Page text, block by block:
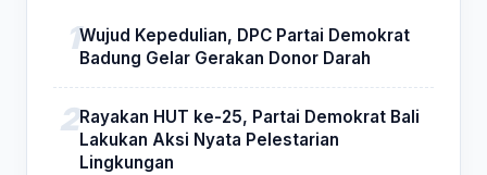
Wujud Kepedulian, DPC Partai Demokrat
Badung Gelar Gerakan Donor Darah
Rayakan HUT ke-25, Partai Demokrat Bali
Lakukan Aksi Nyata Pelestarian
Lingkungan